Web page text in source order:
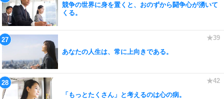
競争の世界に身を置くと、おのずから闘争心が湧いて
くる。
あなたの人生は、常に上向きである。
「もっとたくさん」と考えるのは心の病。